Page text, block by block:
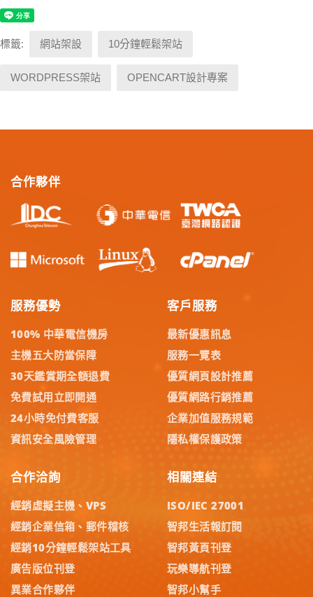
標籤: 網站架設 10分鐘輕鬆架站
WORDPRESS架站 OPENCART設計專案
合作夥伴
服務優勢
100% 中華電信機房
主機五大防當保障
30天鑑賞期全額退費
免費試用立即開通
24小時免付費客服
資訊安全風險管理
客戶服務
最新優惠訊息
服務一覽表
優質網頁設計推薦
優質網路行銷推薦
企業加值服務規範
隱私權保護政策
合作洽詢
經銷虛擬主機、VPS
經銷企業信箱、郵件稽核
經銷10分鐘輕鬆架站工具
廣告版位刊登
異業合作夥伴
相關連結
ISO/IEC 27001
智邦生活報訂閱
智邦黃頁刊登
玩樂導航刊登
智邦小幫手